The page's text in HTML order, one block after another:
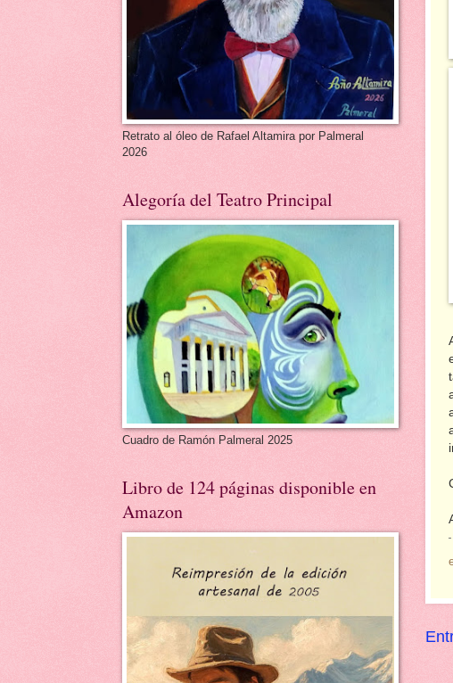
Retrato al óleo de Rafael Altamira por Palmeral
2026
Alegoría del Teatro Principal
Cuadro de Ramón Palmeral 2025
Libro de 124 páginas disponible en
Amazon